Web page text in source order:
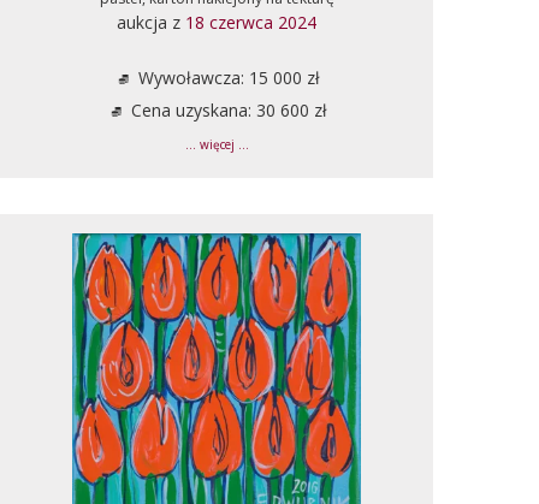
aukcja z 18 czerwca 2024
Wywoławcza: 15 000 zł
Cena uzyskana: 30 600 zł
... więcej ...